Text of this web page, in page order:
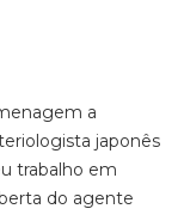
a
japonês
trabalho em
do agente